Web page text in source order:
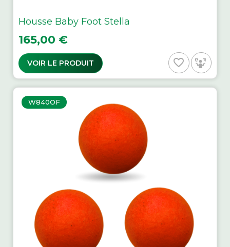
Housse Baby Foot Stella
Prix
165,00 €
VOIR LE PRODUIT favorite_border
W840OF